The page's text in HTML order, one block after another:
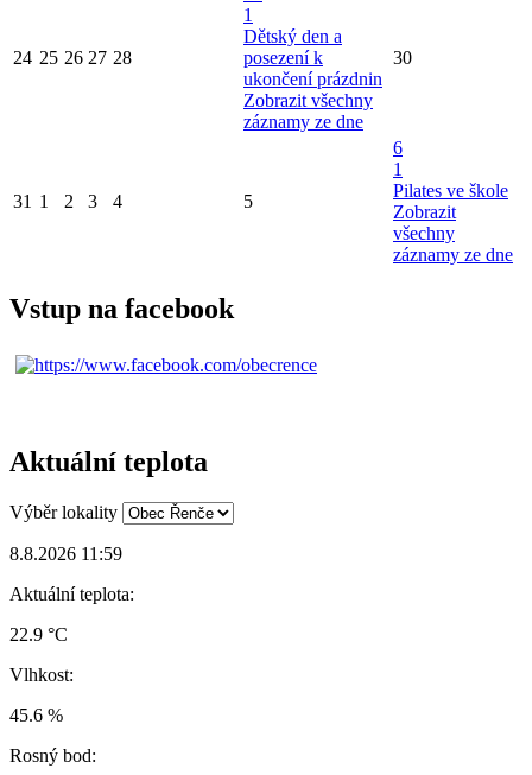
24 25 26 27 28
1
Dětský den a
posezení k
ukončení prázdnin
Zobrazit všechny
záznamy ze dne
30
31 1 2 3 4 5
6
1
Pilates ve škole
Zobrazit
všechny
záznamy ze dne
Vstup na facebook
Aktuální teplota
Výběr lokality
8.8.2026 11:59
Aktuální teplota:
22.9 °C
Vlhkost:
45.6 %
Rosný bod: